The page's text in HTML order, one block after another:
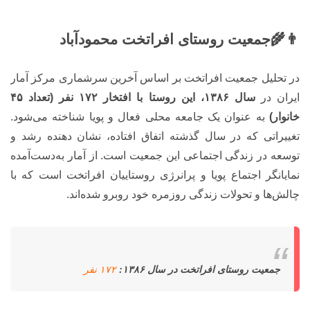
👨‍🌾جمعیت روستای افراتخت محمودآباد
در تحلیل جمعیت افراتخت بر اساس آخرین سرشماری مرکز آمار
ایران در
سال ۱۳۸۶، این روستا با افتخار ۱۷۲ نفر (تعداد ۴۵
خانوار) به عنوان یک جامعه محلی فعال و پویا شناخته می‌شود.
تغییراتی که در سال گذشته اتفاق افتاده، نشان دهنده رشد و
توسعه در زندگی اجتماعی این جمعیت است. از آمار به‌دست‌آمده
نمایانگر اجتماع پویا و پرانرژی روستاییان افراتخت است که با
چالش‌ها و تحولات زندگی روزمره خود روبرو شده‌اند.
جمعیت روستای افراتخت در سال ۱۳۸۶: ۱۷۲ نفر